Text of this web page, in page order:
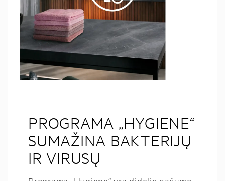
PROGRAMA „HYGIENE“
SUMAŽINA BAKTERIJŲ
IR VIRUSŲ